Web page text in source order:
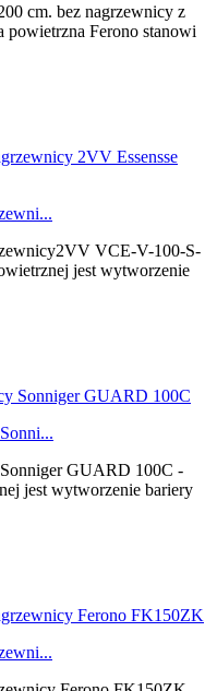
cm. bez nagrzewnicy z
Ferono stanowi
VCE-V-100-S-
jest wytworzenie
GUARD 100C -
jest wytworzenie bariery